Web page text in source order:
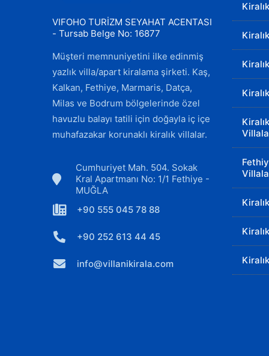
VIFOHO TURİZM SEYAHAT ACENTASI
- Tursab Belge No: 16877
Müşteri memnuniyetini ilke edinmiş
yazlık villa/apart kiralama şirketi. Kaş,
Kalkan, Fethiye, Marmaris, Datça,
Milas ve Bodrum bölgelerinde özel
havuzlu balayı tatili için doğayla iç içe
muhafazakar korunaklı kiralık villalar.
Cumhuriyet Mah. 504. Sokak
Kral Apartmanı No: 1/1 Fethiye -
MUĞLA
+90 555 045 78 88
+90 252 613 44 45
info@villanikirala.com